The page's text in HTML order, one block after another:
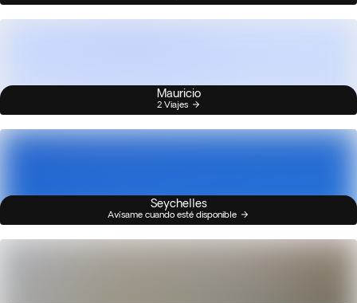
Mauricio
2 Viajes
Seychelles
Avísame cuando esté disponible